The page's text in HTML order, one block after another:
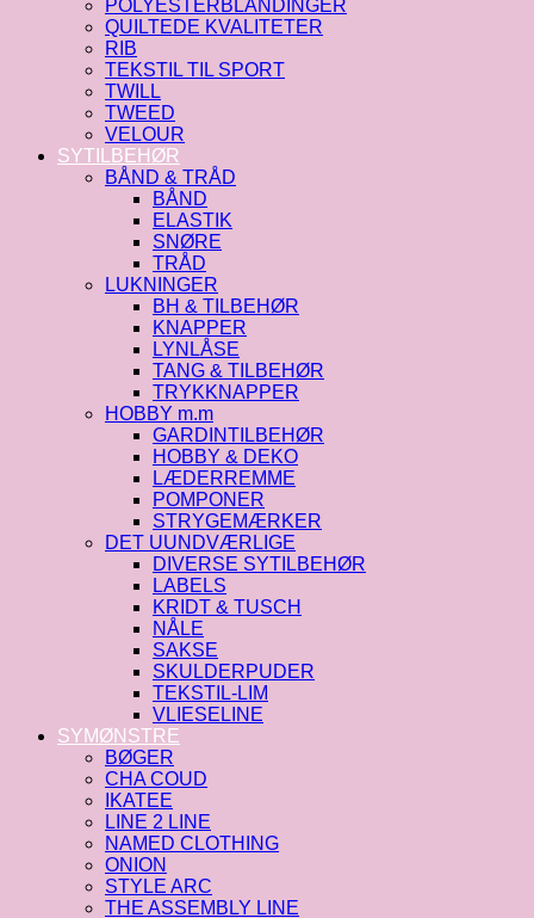
POLYESTERBLANDINGER
QUILTEDE KVALITETER
RIB
TEKSTIL TIL SPORT
TWILL
TWEED
VELOUR
SYTILBEHØR
BÅND & TRÅD
BÅND
ELASTIK
SNØRE
TRÅD
LUKNINGER
BH & TILBEHØR
KNAPPER
LYNLÅSE
TANG & TILBEHØR
TRYKKNAPPER
HOBBY m.m
GARDINTILBEHØR
HOBBY & DEKO
LÆDERREMME
POMPONER
STRYGEMÆRKER
DET UUNDVÆRLIGE
DIVERSE SYTILBEHØR
LABELS
KRIDT & TUSCH
NÅLE
SAKSE
SKULDERPUDER
TEKSTIL-LIM
VLIESELINE
SYMØNSTRE
BØGER
CHA COUD
IKATEE
LINE 2 LINE
NAMED CLOTHING
ONION
STYLE ARC
THE ASSEMBLY LINE